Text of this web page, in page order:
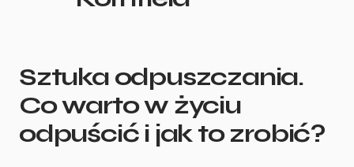
Sztuka odpuszczania.
Co warto w życiu
odpuścić i jak to zrobić?